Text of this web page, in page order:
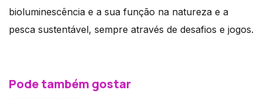
bioluminescência e a sua função na natureza e a
pesca sustentável, sempre através de desafios e jogos.
Pode também gostar